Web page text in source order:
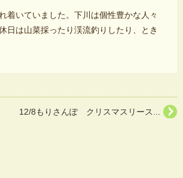
着いていました。下川は個性豊かな人々
は山菜採ったり渓流釣りしたり、とき
12/8もりさんぽ クリスマスリース...